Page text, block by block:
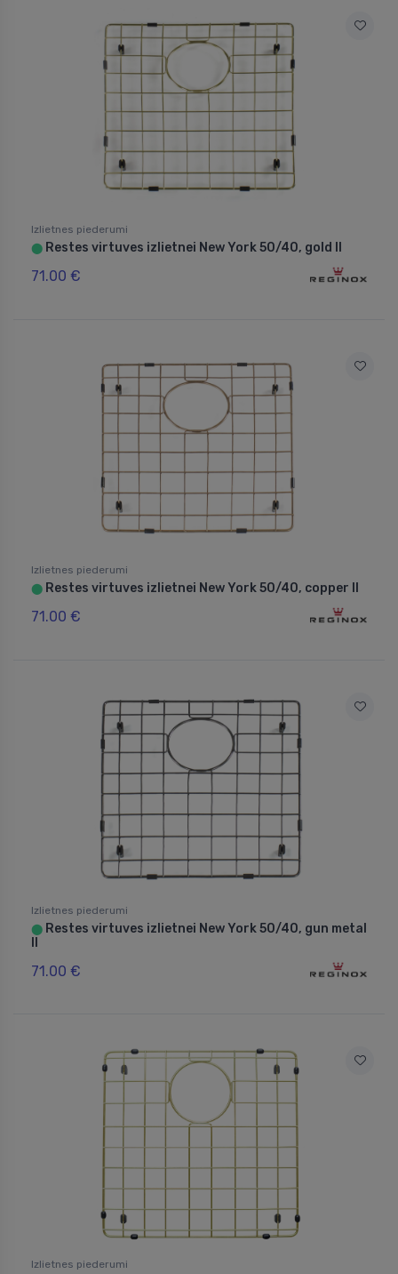
Izlietnes piederumi
⬤ Restes virtuves izlietnei New York 50/40, gold II
71.00 €
Izlietnes piederumi
⬤ Restes virtuves izlietnei New York 50/40, copper II
71.00 €
Izlietnes piederumi
⬤ Restes virtuves izlietnei New York 50/40, gun metal
71.00 €
Izlietnes piederumi